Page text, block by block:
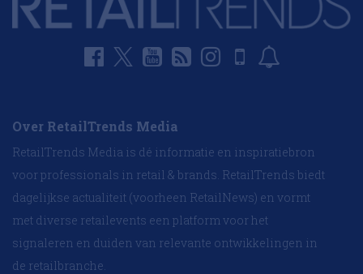
Over RetailTrends Media
RetailTrends Media is dé informatie en inspiratiebron
voor professionals in retail & brands. RetailTrends biedt
dagelijkse actualiteit (voorheen RetailNews) en vormt
met diverse retailevents een platform voor het
signaleren en duiden van relevante ontwikkelingen in
de retailbranche.